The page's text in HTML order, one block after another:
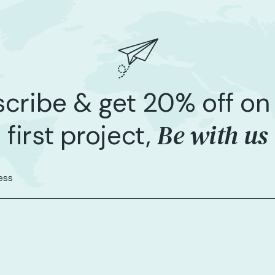
& get 20% off
first project, Be with us